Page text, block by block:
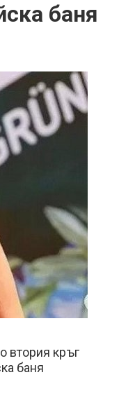
баня
втория кръг
баня